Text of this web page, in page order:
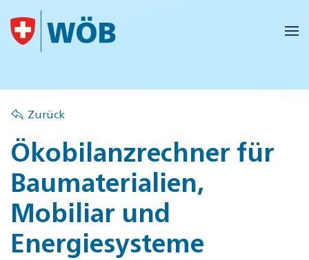
Skip to main content
Zurück
Ökobilanzrechner für
Baumaterialien,
Mobiliar und
Energiesysteme